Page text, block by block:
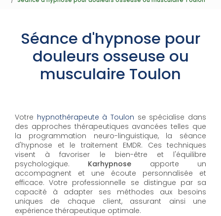
Séance d'hypnose pour
douleurs osseuse ou
musculaire Toulon
Votre hypnothérapeute à Toulon se spécialise dans
des approches thérapeutiques avancées telles que
la programmation neuro-linguistique, la séance
d'hypnose et le traitement EMDR. Ces techniques
visent à favoriser le bien-être et l'équilibre
psychologique. Karhypnose apporte un
accompagnent et une écoute personnalisée et
efficace. Votre professionnelle se distingue par sa
capacité à adapter ses méthodes aux besoins
uniques de chaque client, assurant ainsi une
expérience thérapeutique optimale.